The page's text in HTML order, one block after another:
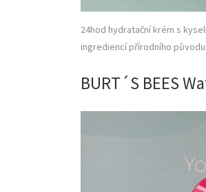
24hod hydratační krém s
ingrediencí přírodního původu.
BURT´S BEES